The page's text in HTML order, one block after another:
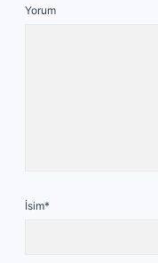
Yorum
İsim*